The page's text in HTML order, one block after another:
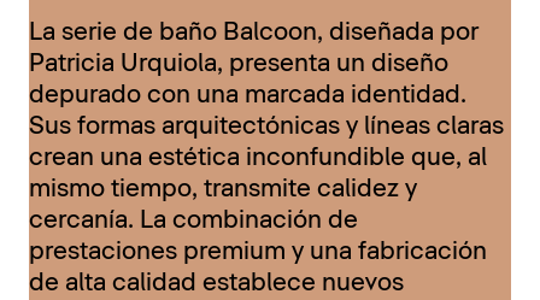
La serie de baño Balcoon, diseñada por
Patricia Urquiola, presenta un diseño
depurado con una marcada identidad.
Sus formas arquitectónicas y líneas claras
crean una estética inconfundible que, al
mismo tiempo, transmite calidez y
cercanía. La combinación de
prestaciones premium y una fabricación
de alta calidad establece nuevos